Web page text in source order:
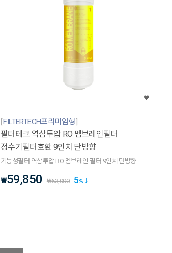
FILTERTECH프리미엄형
필터테크 역삼투압 RO 멤브레인필터
정수기필터호환 9인치 단방향
기능성필터 역삼투압 RO 멤브레인 필터 9인치 단방향
₩59,850 ₩63,000 5%